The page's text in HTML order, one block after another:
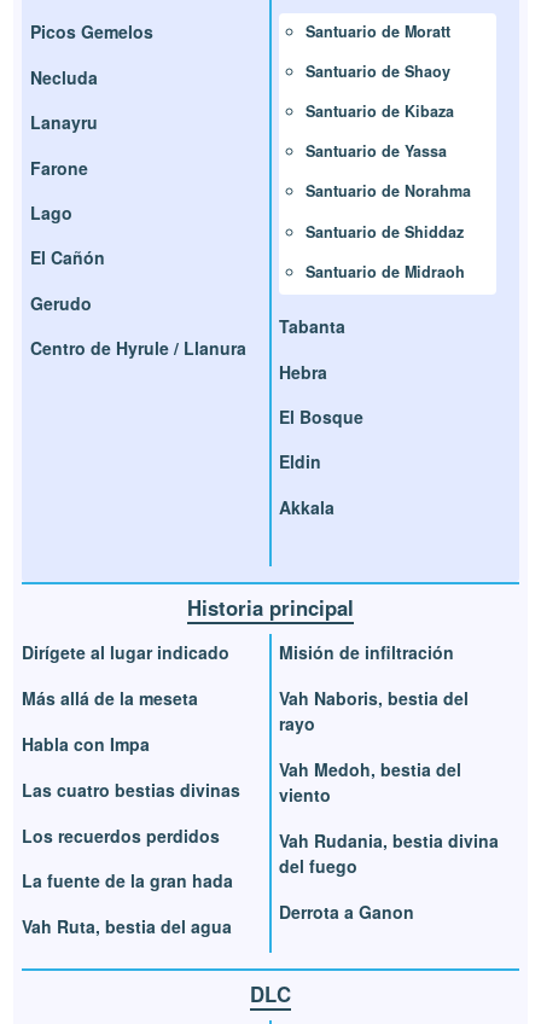
Picos Gemelos
Necluda
Lanayru
Farone
Lago
El Cañón
Gerudo
Centro de Hyrule / Llanura
Santuario de Moratt
Santuario de Shaoy
Santuario de Kibaza
Santuario de Yassa
Santuario de Norahma
Santuario de Shiddaz
Santuario de Midraoh
Tabanta
Hebra
El Bosque
Eldin
Akkala
Historia principal
Dirígete al lugar indicado
Más allá de la meseta
Habla con Impa
Las cuatro bestias divinas
Los recuerdos perdidos
La fuente de la gran hada
Vah Ruta, bestia del agua
Misión de infiltración
Vah Naboris, bestia del
rayo
Vah Medoh, bestia del
viento
Vah Rudania, bestia divina
del fuego
Derrota a Ganon
DLC